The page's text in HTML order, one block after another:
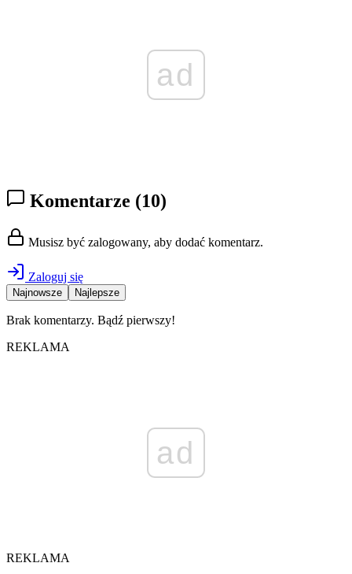
ad
Komentarze (10)
Musisz być zalogowany, aby dodać komentarz.
Zaloguj się
Najnowsze Najlepsze
Brak komentarzy. Bądź pierwszy!
REKLAMA
ad
REKLAMA